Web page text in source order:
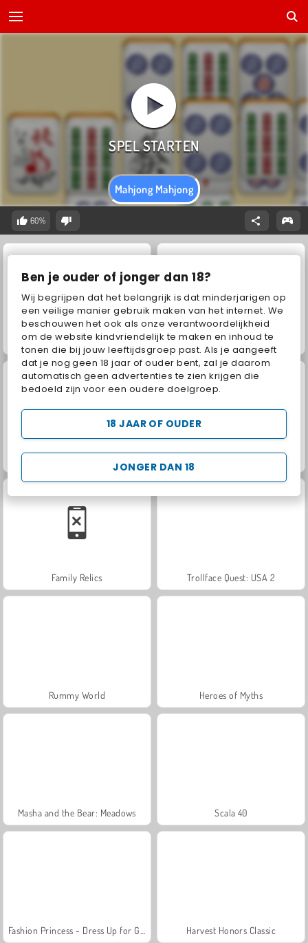
Ben je ouder of jonger dan 18?
Wij begrijpen dat het belangrijk is dat minderjarigen op
een veilige manier gebruik maken van het internet. We
beschouwen het ook als onze verantwoordelijkheid
om de website kindvriendelijk te maken en inhoud te
tonen die bij jouw leeftijdsgroep past. Als je aangeeft
dat je nog geen 18 jaar of ouder bent, zal je daarom
automatisch geen advertenties te zien krijgen die
bedoeld zijn voor een oudere doelgroep.
JONGER DAN 18
18 JAAR OF OUDER
Mahjong Mahjong
60%
Solitaire Social Jewel Garden Story
Family Relics Trollface Quest: USA 2
Rummy World Heroes of Myths
Masha and the Bear: Meadows Scala 40
Harvest Honors Classic